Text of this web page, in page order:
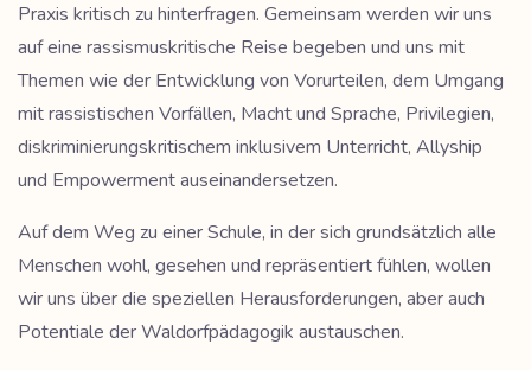
Praxis kritisch zu hinterfragen. Gemeinsam werden wir uns
auf eine rassismuskritische Reise begeben und uns mit
Themen wie der Entwicklung von Vorurteilen, dem Umgang
mit rassistischen Vorfällen, Macht und Sprache, Privilegien,
diskriminierungskritischem inklusivem Unterricht, Allyship
und Empowerment auseinandersetzen.
Auf dem Weg zu einer Schule, in der sich grundsätzlich alle
Menschen wohl, gesehen und repräsentiert fühlen, wollen
wir uns über die speziellen Herausforderungen, aber auch
Potentiale der Waldorfpädagogik austauschen.